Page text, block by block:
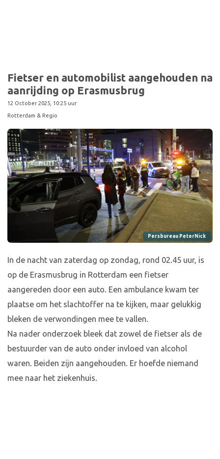
Fietser en automobilist aangehouden na
aanrijding op Erasmusbrug
12 October 2025, 10:25 uur
Rotterdam & Regio
Persbureau PeterNick
In de nacht van zaterdag op zondag, rond 02.45 uur, is
op de Erasmusbrug in Rotterdam een fietser
aangereden door een auto. Een ambulance kwam ter
plaatse om het slachtoffer na te kijken, maar gelukkig
bleken de verwondingen mee te vallen.
Na nader onderzoek bleek dat zowel de fietser als de
bestuurder van de auto onder invloed van alcohol
waren. Beiden zijn aangehouden. Er hoefde niemand
mee naar het ziekenhuis.